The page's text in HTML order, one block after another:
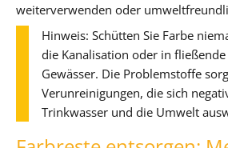
weiterverwenden oder
Hinweis: Schütten Sie Farbe
die Kanalisation oder in
Gewässer. Die Problemstoffe
Verunreinigungen, die sich
Trinkwasser und die Umwelt